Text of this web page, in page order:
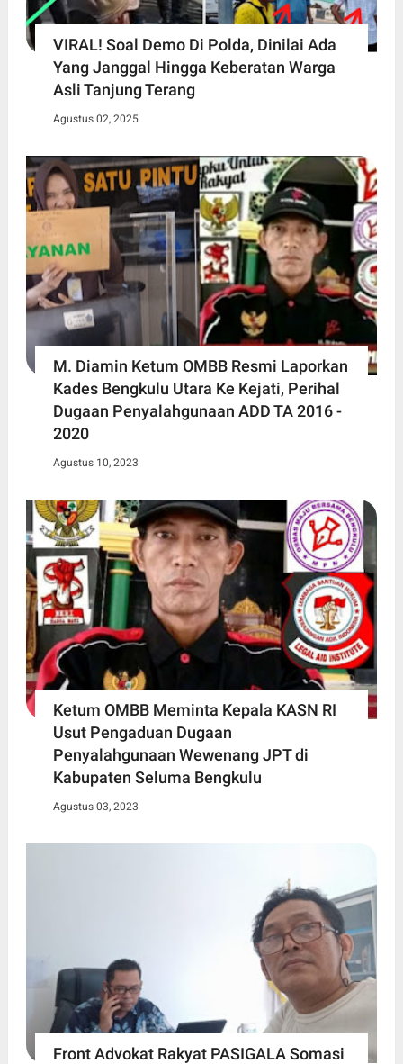
VIRAL! Soal Demo Di Polda, Dinilai Ada
Yang Janggal Hingga Keberatan Warga
Asli Tanjung Terang
Agustus 02, 2025
M. Diamin Ketum OMBB Resmi Laporkan
Kades Bengkulu Utara Ke Kejati, Perihal
Dugaan Penyalahgunaan ADD TA 2016 -
2020
Agustus 10, 2023
Ketum OMBB Meminta Kepala KASN RI
Usut Pengaduan Dugaan
Penyalahgunaan Wewenang JPT di
Kabupaten Seluma Bengkulu
Agustus 03, 2023
Front Advokat Rakyat PASIGALA Somasi